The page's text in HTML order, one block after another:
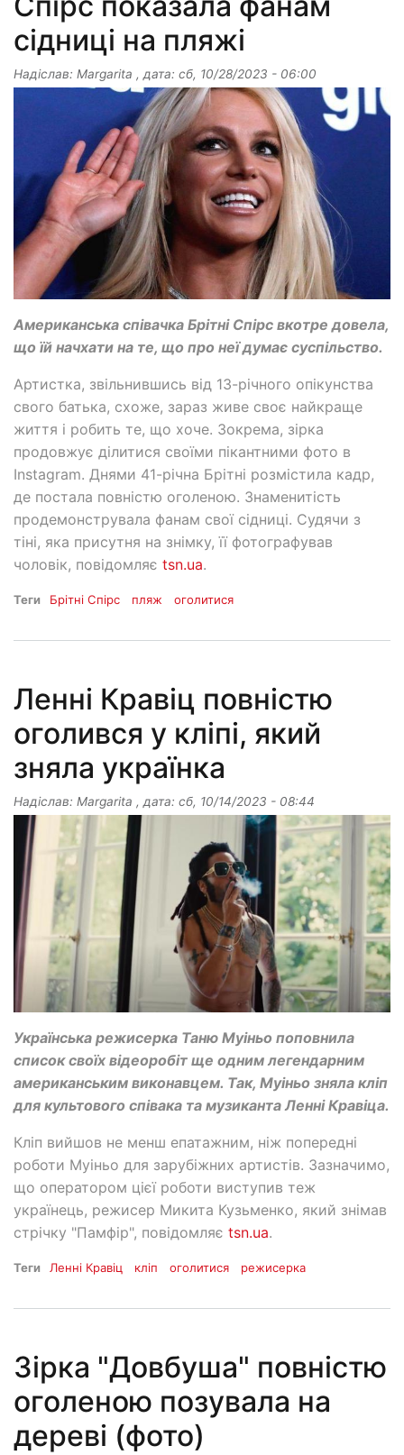
сідниці на пляжі
Надіслав: Margarita , дата: сб, 10/28/2023 - 06:00
Американська співачка Брітні Спірс вкотре довела,
що їй начхати на те, що про неї думає суспільство.
Артистка, звільнившись від 13-річного опікунства
свого батька, схоже, зараз живе своє найкраще
життя і робить те, що хоче. Зокрема, зірка
продовжує ділитися своїми пікантними фото в
Instagram. Днями 41-річна Брітні розмістила кадр,
де постала повністю оголеною. Знаменитість
продемонструвала фанам свої сідниці. Судячи з
тіні, яка присутня на знімку, її фотографував
чоловік, повідомляє tsn.ua.
Теги Брітні Спірс пляж оголитися
Ленні Кравіц повністю
оголився у кліпі, який
зняла українка
Надіслав: Margarita , дата: сб, 10/14/2023 - 08:44
Українська режисерка Таню Муіньо поповнила
список своїх відеоробіт ще одним легендарним
американським виконавцем. Так, Муіньо зняла кліп
для культового співака та музиканта Ленні Кравіца.
Кліп вийшов не менш епатажним, ніж попередні
роботи Муіньо для зарубіжних артистів. Зазначимо,
що оператором цієї роботи виступив теж
українець, режисер Микита Кузьменко, який знімав
стрічку "Памфір", повідомляє tsn.ua.
Теги Ленні Кравіц кліп оголитися режисерка
Зірка "Довбуша" повністю
оголеною позувала на
дереві (фото)